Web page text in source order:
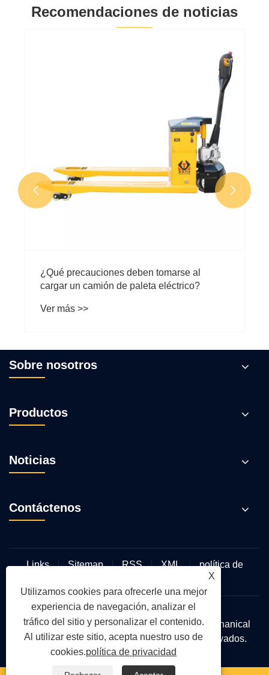
Recomendaciones de noticias
¿Qué precauciones deben tomarse al
cargar un camión de paleta eléctrico?
Ver más >>
 
Sobre nosotros
Productos
Noticias
Contáctenos
Links Sitemap RSS XML
política de
Copyright © 2025 Hebei TianyuLux Electromechanical
Technology Co., Ltd. Todos los derechos reservados.
X
Utilizamos cookies para ofrecerle una mejor
experiencia de navegación, analizar el
tráfico del sitio y personalizar el contenido.
Al utilizar este sitio, acepta nuestro uso de
cookies.política de privacidad